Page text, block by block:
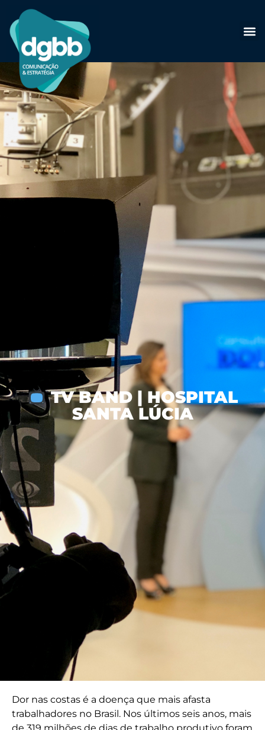
TV BAND | HOSPITAL
SANTA LÚCIA
Dor nas costas é a doença que mais afasta
trabalhadores no Brasil. Nos últimos seis anos, mais